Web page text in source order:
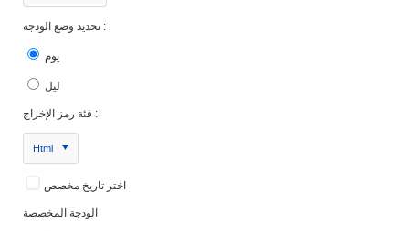
تحديد وضع الودجة :
يوم
ليل
فئة رمز الإخراج :
Html
اختر تاريخ مخصص
الودجة المخصصة